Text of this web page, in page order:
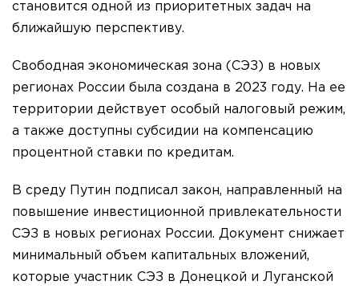
становится одной из приоритетных задач на
ближайшую перспективу.
Свободная экономическая зона (СЭЗ) в новых
регионах России была создана в 2023 году. На ее
территории действует особый налоговый режим,
а также доступны субсидии на компенсацию
процентной ставки по кредитам.
В среду Путин подписал закон, направленный на
повышение инвестиционной привлекательности
СЭЗ в новых регионах России. Документ снижает
минимальный объем капитальных вложений,
которые участник СЭЗ в Донецкой и Луганской